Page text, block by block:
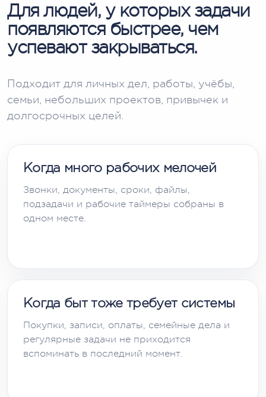
Для людей, у которых задачи
появляются быстрее, чем
успевают закрываться.
Подходит для личных дел, работы, учёбы,
семьи, небольших проектов, привычек и
долгосрочных целей.
Когда много рабочих мелочей
Звонки, документы, сроки, файлы,
подзадачи и рабочие таймеры собраны в
одном месте.
Когда быт тоже требует системы
Покупки, записи, оплаты, семейные дела и
регулярные задачи не приходится
вспоминать в последний момент.